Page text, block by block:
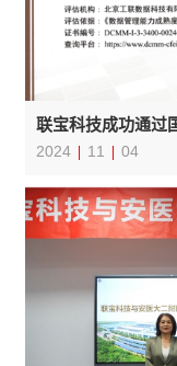
2024 11 04